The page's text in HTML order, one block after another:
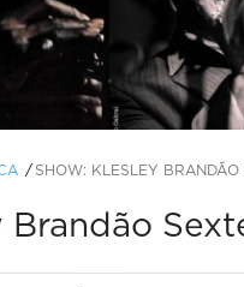
SHOW: KLESLEY
Brandão